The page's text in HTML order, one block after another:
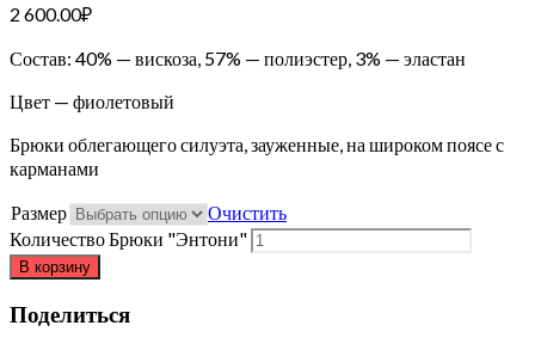
2 600.00₽
Состав: 40% — вискоза, 57% — полиэстер, 3% — эластан
Цвет — фиолетовый
Брюки облегающего силуэта, зауженные, на широком поясе с
карманами
Размер
Очистить
Количество Брюки "Энтони"
В корзину
Поделиться